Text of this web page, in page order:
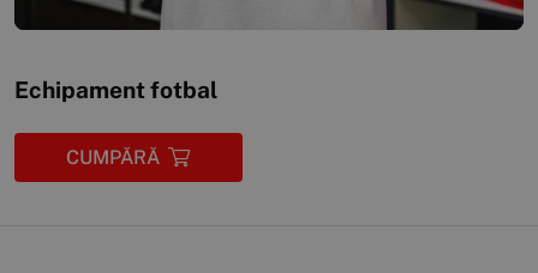
Echipament fotbal
CUMPĂRĂ